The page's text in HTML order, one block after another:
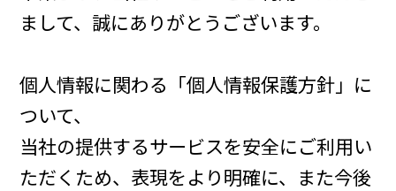
まして、誠にありがとうございます。
個人情報に関わる「個人情報保護方針」に
ついて、
当社の提供するサービスを安全にご利用い
ただくため、表現をより明確に、また今後